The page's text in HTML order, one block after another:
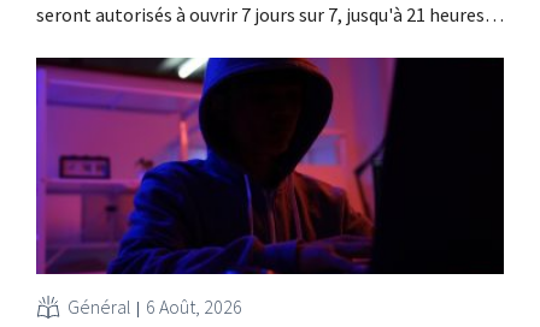
seront autorisés à ouvrir 7 jours sur 7, jusqu'à 21 heures.
faut. De plus, la législation du travail constitue un
obstacle. Les conditions sont-elles équitables pour tous
Général 6 Août, 2026